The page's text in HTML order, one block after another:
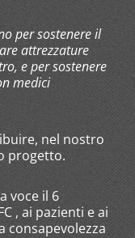
per sostenere il
attrezzature
e per sostenere
medici
nel nostro
progetto.
voce il 6
, ai pazienti e ai
consapevolezza